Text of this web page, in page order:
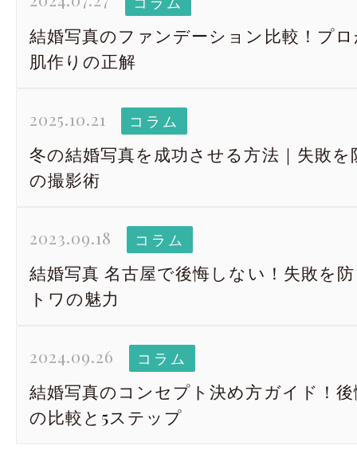
結婚写真のファンデーション比較！プ
肌作りの正解
2025.10.21 コラム
冬の結婚写真を成功させる方法｜失敗
の撮影術
2023.09.18 コラム
結婚写真 名古屋で後悔しない！失敗を
トワの魅力
2024.09.26 コラム
結婚写真のコンセプト決め方ガイド！
の比較と5ステップ